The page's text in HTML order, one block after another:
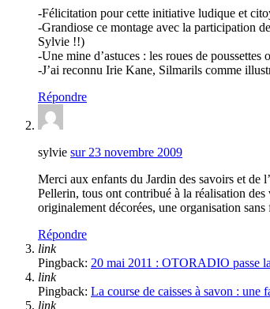
-Félicitation pour cette initiative ludique et
-Grandiose ce montage avec la participation
Sylvie !!)
-Une mine d’astuces : les roues de
-J’ai reconnu Irie Kane, Silmarils comme
Répondre
sylvie sur 23 novembre 2009
Merci aux enfants du Jardin des savoirs et de
Pellerin, tous ont contribué à la réalisation
originalement décorées, une organisation
Répondre
link
Pingback: 20 mai 2011 : OTORADIO passe
link
Pingback: La course de caisses à savon :
link